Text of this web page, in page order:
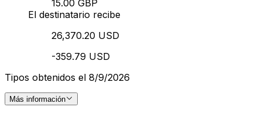
15.00 GBP
El destinatario recibe
26,370.20 USD
-359.79 USD
Tipos obtenidos el 8/9/2026
Más información